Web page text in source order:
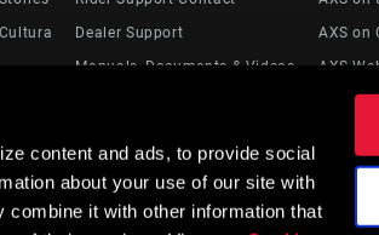
content and ads, to provide social
about your use of our site with
it with other information that
Cultura
Dealer Support
Manuals, Documents & Videos
Registración del producto
Service Direct
AXS on
AXS